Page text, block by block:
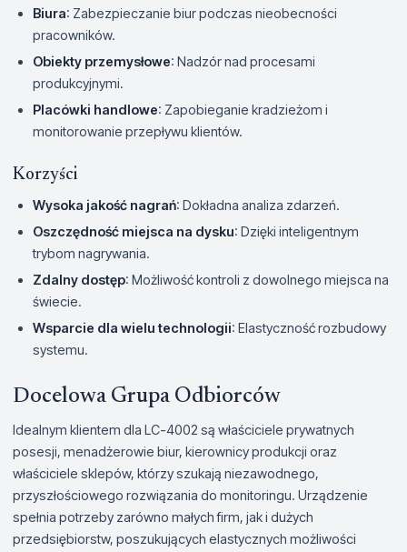
Biura: Zabezpieczanie biur podczas nieobecności
pracowników.
Obiekty przemysłowe: Nadzór nad procesami
produkcyjnymi.
Placówki handlowe: Zapobieganie kradzieżom i
monitorowanie przepływu klientów.
Korzyści
Wysoka jakość nagrań: Dokładna analiza zdarzeń.
Oszczędność miejsca na dysku: Dzięki inteligentnym
trybom nagrywania.
Zdalny dostęp: Możliwość kontroli z dowolnego miejsca na
świecie.
Wsparcie dla wielu technologii: Elastyczność rozbudowy
systemu.
Docelowa Grupa Odbiorców
Idealnym klientem dla LC-4002 są właściciele prywatnych
posesji, menadżerowie biur, kierownicy produkcji oraz
właściciele sklepów, którzy szukają niezawodnego,
przyszłościowego rozwiązania do monitoringu. Urządzenie
spełnia potrzeby zarówno małych firm, jak i dużych
przedsiębiorstw, poszukujących elastycznych możliwości